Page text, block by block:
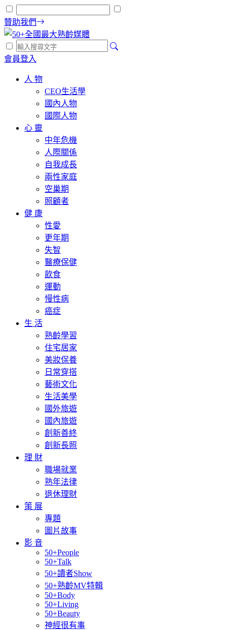
贊助我們
會員登入
人 物
CEO生活學
國內人物
國際人物
心 靈
中年危機
人際關係
自我成長
兩性家庭
空巢期
照顧者
健 康
性愛
更年期
失智
醫療保健
飲食
運動
慢性病
癌症
生 活
熟齡學習
住宅居家
美妝保養
日常穿搭
藝術文化
生活美學
國外旅遊
國內旅遊
創新善終
創新長照
理 財
職場就業
熟年法律
退休理財
策 展
專題
圖片故事
影 音
50+People
50+Talk
50+讀者Show
50+熟齡MV特輯
50+Body
50+Living
50+Beauty
神經很有事